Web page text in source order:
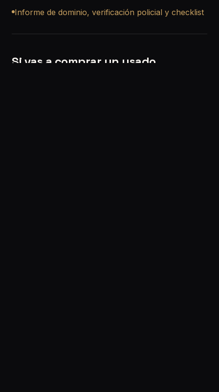
Informe de dominio, verificación policial y checklist
Si vas a comprar un usado